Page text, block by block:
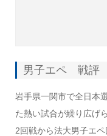
男子エペ 戦評
岩手県一関市で全日本
た熱い試合が繰り広げ
2回戦から法大男子エ